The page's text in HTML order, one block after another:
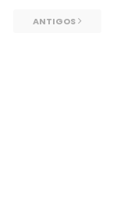
ANTIGOS